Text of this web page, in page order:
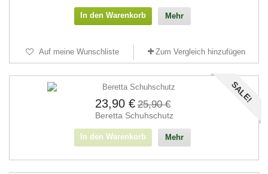
In den Warenkorb Mehr
Auf meine Wunschliste Zum Vergleich hinzufügen
SALE!
23,90 € 25,90 €
Beretta Schuhschutz
In den Warenkorb Mehr